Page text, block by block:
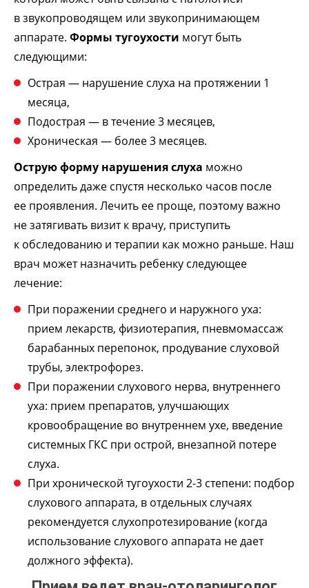
в звукопроводящем или звукопринимающем
аппарате. Формы тугоухости могут быть
следующими:
Острая — нарушение слуха на протяжении 1
месяца,
Подострая — в течение 3 месяцев,
Хроническая — более 3 месяцев.
Острую форму нарушения слуха можно
определить даже спустя несколько часов после
ее проявления. Лечить ее проще, поэтому важно
не затягивать визит к врачу, приступить
к обследованию и терапии как можно раньше. Наш
врач может назначить ребенку следующее
лечение:
При поражении среднего и наружного уха:
прием лекарств, физиотерапия, пневмомассаж
барабанных перепонок, продувание слуховой
трубы, электрофорез.
При поражении слухового нерва, внутреннего
уха: прием препаратов, улучшающих
кровообращение во внутреннем ухе, введение
системных ГКС при острой, внезапной потере
слуха.
При хронической тугоухости 2-3 степени: подбор
слухового аппарата, в отдельных случаях
рекомендуется слухопротезирование (когда
использование слухового аппарата не дает
должного эффекта).